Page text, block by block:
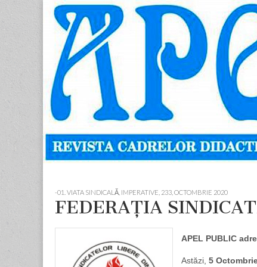
Apostolul
Revista
cadrelor
didactice
din
judetul
Neamt
content
-01. VIATA SINDICALĂ, IMPERATIVE 233, OCTOMBRIE 2020
FEDERAŢIA
APEL PUBLIC
Astăzi, 5